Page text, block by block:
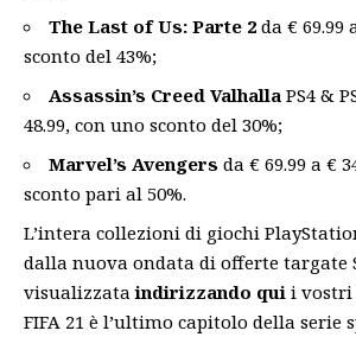
The Last of Us: Parte 2 da € 69.99
sconto del 43%;
Assassin’s Creed Valhalla PS4 &
48.99, con uno sconto del 30%;
Marvel’s Avengers da € 69.99 a €
sconto pari al 50%.
L’intera collezioni di giochi
dalla nuova ondata di offerte targate
visualizzata indirizzando qui i vostri
FIFA 21 è l’ultimo capitolo della serie